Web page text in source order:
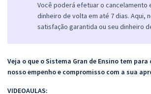
Você poderá efetuar o cancelamento
dinheiro de volta em até 7 dias. Aqui,
satisfação garantida ou seu dinheiro
Veja o que o Sistema Gran de Ensino tem
nosso empenho e compromisso com a sua
VIDEOAULAS: